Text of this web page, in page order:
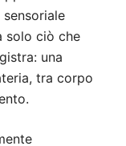
sensoriale
solo ciò che
una
tra corpo